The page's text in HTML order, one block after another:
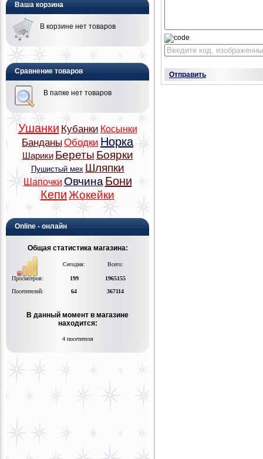
Ваша корзина
В корзине нет товаров
Сравнение товаров
В папке нет товаров
Ушанки Кубанки Косынки
БанданыОбодки Норка
Шарики Береты Боярки
Пушистый мех Шляпки
Шапочки Овчина Бони
Кепи Жокейки
Online - онлайн
Общая статистика магазина:
Сегодня: Всего:
Просмотров: 199
1965155
Посетителей:
64 367114
В данный момент в магазине
находится:
4 посетителя
Отправить